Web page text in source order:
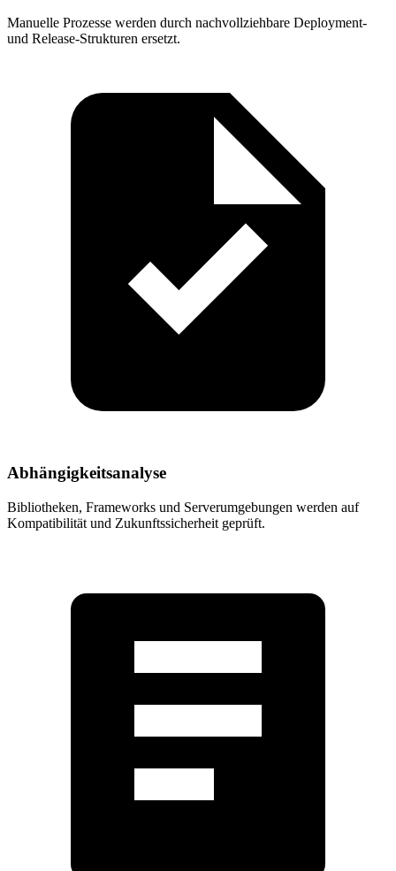
Manuelle Prozesse werden durch nachvollziehbare Deployment-
und Release-Strukturen ersetzt.
Abhängigkeitsanalyse
Bibliotheken, Frameworks und Serverumgebungen werden auf
Kompatibilität und Zukunftssicherheit geprüft.